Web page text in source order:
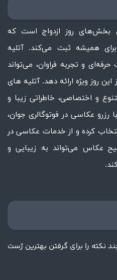
بخش‌های روز ازدواج است که
همیشه ثبت می‌کند. آتلیه
و تجربه فراوان، می‌تواند
روز ویژه ارائه دهد. آتلیه های
و اختصاصی، خاطراتی زیبا و
رزرو عکاسی در فوتوگالری جوان،
کرده و از خدمات عکاسی در
عکاس می‌تواند به زیبایی و
نکته را برای گرفتن بهترین ژست